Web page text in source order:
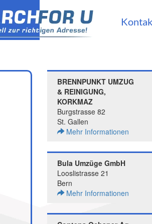
BRENNPUNKT UMZUG
& REINIGUNG,
KORKMAZ
Burgstrasse 82
St. Gallen
Mehr Informationen
Bula Umzüge GmbH
Looslistrasse 21
Bern
Mehr Informationen